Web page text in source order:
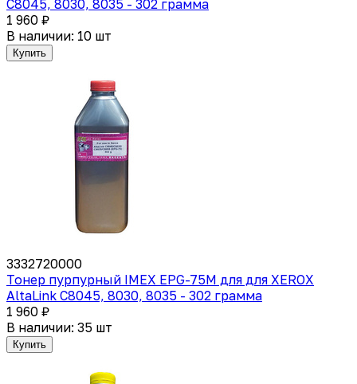
C8045, 8030, 8035 - 302 грамма
1 960 ₽
В наличии: 10 шт
Купить
3332720000
Тонер пурпурный IMEX EPG-75M для для XEROX
AltaLink C8045, 8030, 8035 - 302 грамма
1 960 ₽
В наличии: 35 шт
Купить